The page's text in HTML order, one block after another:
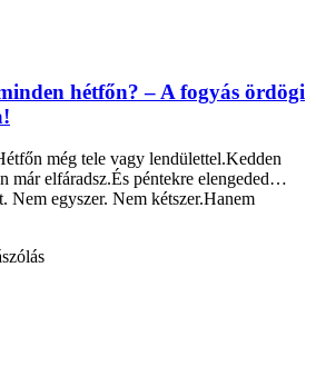
hétfőn? – A fogyás ördögi
még tele vagy lendülettel.Kedden
már elfáradsz.És péntekre elengeded…
Nem egyszer. Nem kétszer.Hanem